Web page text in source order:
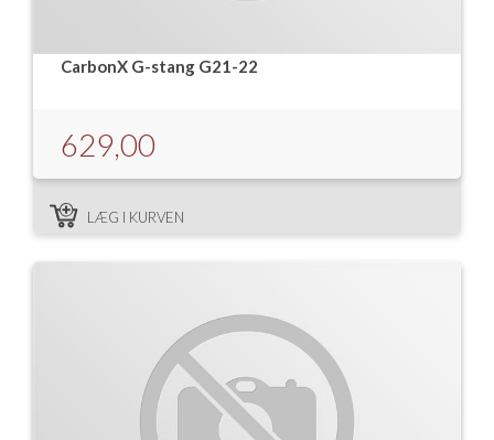
CarbonX G-stang G21-22
629,00
LÆG I KURVEN